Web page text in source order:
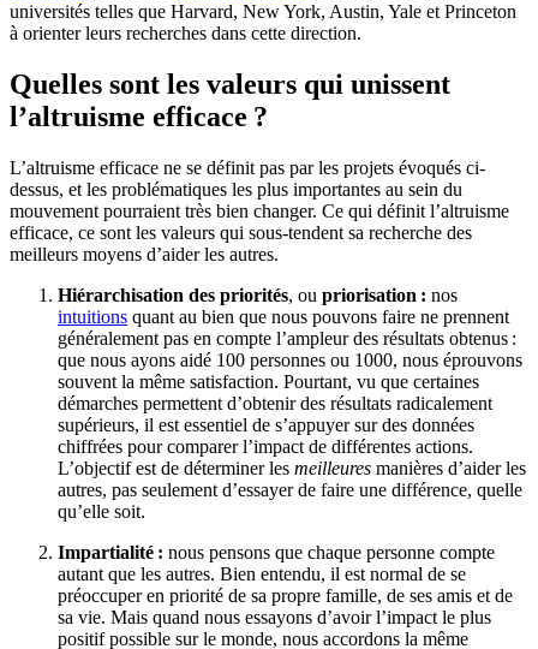
universités telles que Harvard, New York, Austin, Yale et Princeton
à orienter leurs recherches dans cette direction.
Quelles sont les valeurs qui unissent
l’altruisme efficace ?
L’altruisme efficace ne se définit pas par les projets évoqués ci-
dessus, et les problématiques les plus importantes au sein du
mouvement pourraient très bien changer. Ce qui définit l’altruisme
efficace, ce sont les valeurs qui sous-tendent sa recherche des
meilleurs moyens d’aider les autres.
Hiérarchisation des priorités, ou priorisation : nos
intuitions quant au bien que nous pouvons faire ne prennent
généralement pas en compte l’ampleur des résultats obtenus :
que nous ayons aidé 100 personnes ou 1000, nous éprouvons
souvent la même satisfaction. Pourtant, vu que certaines
démarches permettent d’obtenir des résultats radicalement
supérieurs, il est essentiel de s’appuyer sur des données
chiffrées pour comparer l’impact de différentes actions.
L’objectif est de déterminer les meilleures manières d’aider les
autres, pas seulement d’essayer de faire une différence, quelle
qu’elle soit.
Impartialité : nous pensons que chaque personne compte
autant que les autres. Bien entendu, il est normal de se
préoccuper en priorité de sa propre famille, de ses amis et de
sa vie. Mais quand nous essayons d’avoir l’impact le plus
positif possible sur le monde, nous accordons la même